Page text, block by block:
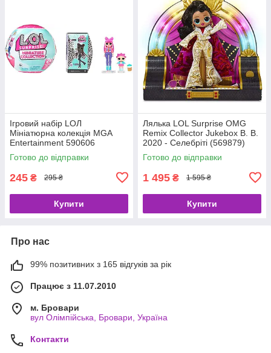
Ігровий набір LОЛ
Мініатюрна колекція MGA
Entertainment 590606
Готово до відправки
245 ₴ 295 ₴
Купити
Лялька LOL Surprise OMG
Remix Collector Jukebox B. B.
2020 - Селебріті (569879)
Готово до відправки
1 495 ₴ 1 595 ₴
Купити
Про нас
99% позитивних з 165 відгуків за рік
Працює з 11.07.2010
м. Бровари
вул Олімпійська, Бровари, Україна
Контакти